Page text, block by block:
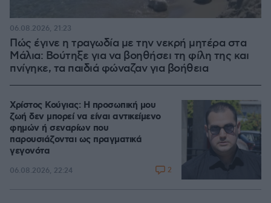
Πώς έγινε η τραγωδία με την νεκρή μητέρα στα
Μάλια: Βούτηξε για να βοηθήσει τη φίλη της και
πνίγηκε, τα παιδιά φώναζαν για βοήθεια
06.08.2026, 21:23
Χρίστος Κούγιας: Η προσωπική μου
ζωή δεν μπορεί να είναι αντικείμενο
φημών ή σεναρίων που
παρουσιάζονται ως πραγματικά
γεγονότα
06.08.2026, 22:24 2